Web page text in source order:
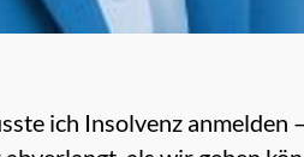
ich Insolvenz